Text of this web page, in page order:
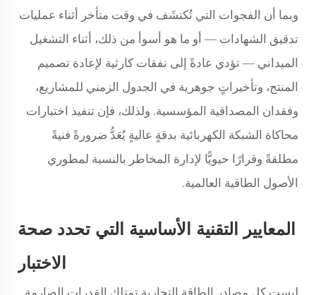
وبما أن الفجوات التي تُكتشَف في وقت متأخر أثناء عمليات
تدقيق الشهادات — أو ما هو أسوأ من ذلك، أثناء التشغيل
الميداني — تؤدي عادةً إلى نفقات كارثية لإعادة تصميم
المنتج، وتأخيراتٍ جوهرية في الجدول الزمني للمشاريع،
وفقدان المصداقية المؤسسية. ولذلك، فإن تنفيذ اختبارات
محاكاة الشبكة الكهربائية بدقةٍ عاليةٍ يُعَدُّ ضرورةً فنيةً
مطلقةً وقرارًا حيويًّا لإدارة المخاطر بالنسبة لمطوري
الأصول الطاقية العالمية.
المعايير التقنية الأساسية التي تحدد صحة
الاختبار
ليست كل مصادر الطاقة التجارية تمتلك القدرات الصارمة